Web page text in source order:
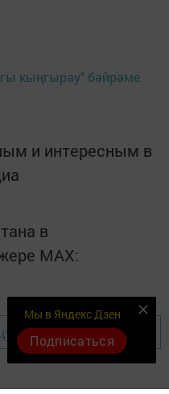
кыңгырау" бәйрәме
и интересным в
в
MАХ:
новости
Мы в Яндекс Дзен
Подписаться